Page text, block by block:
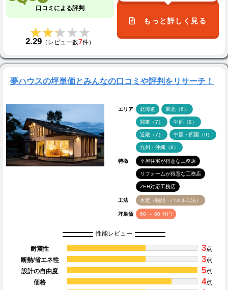
口コミによる評判
★★★★★
★★★★★
2.29 （レビュー数7件）
もっと詳しく見る
夢ハウスの坪単価とみんなの口コミや評判をリサーチ！
エリア 北海道 東北（6）
関東（7） 中部（9）
近畿（7） 中国・四国（9）
九州・沖縄（8）
特徴 平屋住宅が得意な工務店
リフォームが得意な工務店
ZEH対応工務店
工法 木造（軸組・パネル工法）
坪単価 60 ～ 80 万円
性能レビュー
耐震性 3点
断熱/省エネ性
3点
設計の自由度
5点
価格
4点